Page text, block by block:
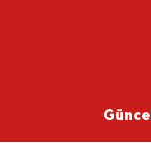
Güncel
SAMSUN